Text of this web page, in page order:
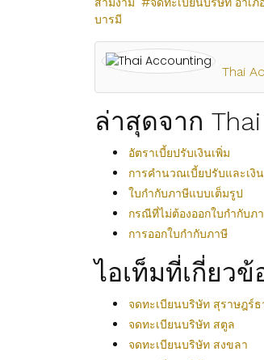
บารมี
Thai
ล่าสุดจาก
อัตราเบี้ยปรับเงินเพิ่ม
การคำนวณเบี้ยปรับและเงิ
ใบกำกับภาษีแบบเต็มรูป
กรณีที่ไม่ต้องออกใบกำกับภ
การออกใบกำกับภาษี
ไอเท็มที่เกี่ยวข้
จดทะเบียนบริษัท สุราษฎร์
จดทะเบียนบริษัท สตูล
จดทะเบียนบริษัท สงขลา